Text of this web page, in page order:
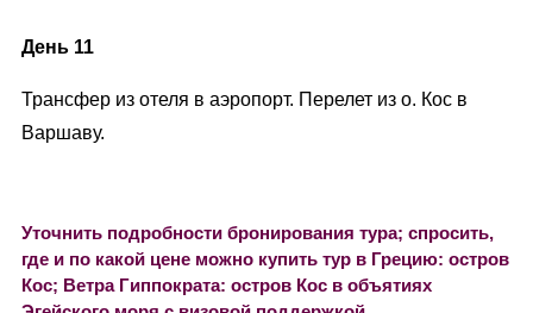
День 11
Трансфер из отеля в аэропорт. Перелет из о. Кос в
Варшаву.
Уточнить подробности бронирования тура; спросить,
где и по какой цене можно купить тур в Грецию: остров
Кос; Ветра Гиппократа: остров Кос в объятиях